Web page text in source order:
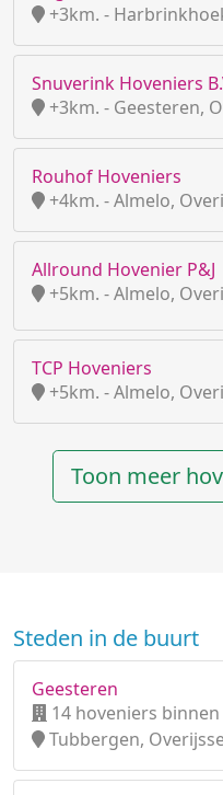
+3km. -
Snuverink Hoveniers
+3km. - Geesteren,
Rouhof Hoveniers
+4km. - Almelo,
Allround Hovenier P&J
+5km. - Almelo,
TCP Hoveniers
+5km. - Almelo,
Toon meer
Steden in de buurt
Geesteren
14 hoveniers
Tubbergen,